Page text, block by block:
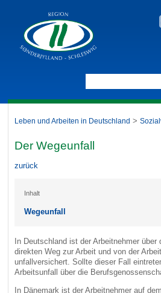
Leben und Arbeiten in Deutschland >
Der Wegeunfall
zurück
Inhalt
Wegeunfall
In Deutschland ist der Arbeitnehmer über
direkten Weg zur Arbeit und von der
unfallversichert. Sollte dieser Fall
Arbeitsunfall über die
In Dänemark ist der Arbeitnehmer auf